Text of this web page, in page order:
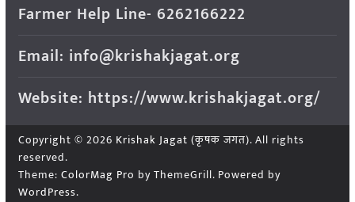
Farmer Help Line- 6262166222
Email: info@krishakjagat.org
Website: https://www.krishakjagat.org/
Copyright © 2026 Krishak Jagat (कृषक जगत). All rights
reserved.
Theme: ColorMag Pro by ThemeGrill. Powered by
WordPress.